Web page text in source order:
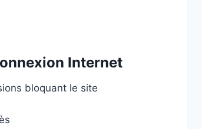
Internet
bloquant le site